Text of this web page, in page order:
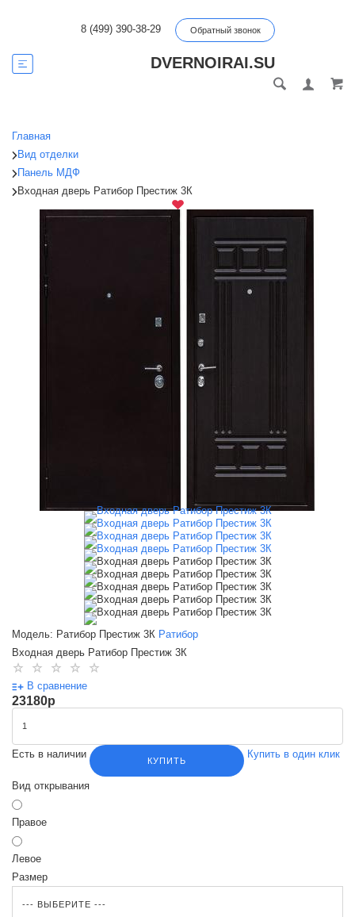
8 (499) 390-38-29 Обратный звонок
DVERNOIRAI.SU
Главная
Вид отделки
Панель МДФ
Входная дверь Ратибор Престиж 3К
Модель: Ратибор Престиж 3К Ратибор
Входная дверь Ратибор Престиж 3К
В сравнение
23180p
Есть в наличии
КУПИТЬ
Купить в один клик
Вид открывания
Правое
Левое
Размер